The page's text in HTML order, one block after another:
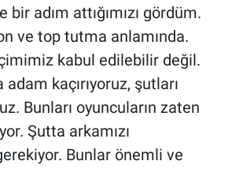
adım attığımızı gördüm.
ve top tutma anlamında.
kabul edilebilir değil.
adam kaçırıyoruz, şutları
Bunları oyuncuların zaten
Şutta arkamızı
Bunlar önemli ve